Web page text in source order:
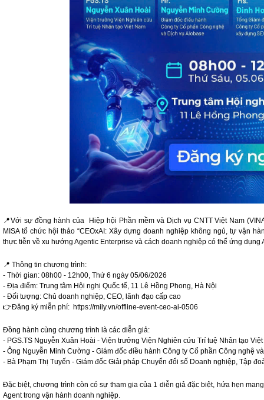
📍Với sự đồng hành của Hiệp hội Phần mềm và Dịch vụ CNTT Việt Nam
MISA tổ chức hội thảo “CEOxAI: Xây dựng doanh nghiệp không ngủ, tự vận
thực tiễn về xu hướng Agentic Enterprise và cách doanh nghiệp có thể ứng dụng
📍 Thông tin chương trình:
- Thời gian: 08h00 - 12h00, Thứ 6 ngày 05/06/2026
- Địa điểm: Trung tâm Hội nghị Quốc tế, 11 Lê Hồng Phong, Hà Nội
- Đối tượng: Chủ doanh nghiệp, CEO, lãnh đạo cấp cao
👉Đăng ký miễn phí: https://mily.vn/offline-event-ceo-ai-0506
Đồng hành cùng chương trình là các diễn giả:
- PGS.TS Nguyễn Xuân Hoài - Viện trưởng Viện Nghiên cứu Trí tuệ Nhân tạo
- Ông Nguyễn Minh Cường - Giám đốc điều hành Công ty Cổ phần Công nghệ
- Bà Phạm Thị Tuyến - Giám đốc Giải pháp Chuyển đổi số Doanh nghiệp, Tập
Đặc biệt, chương trình còn có sự tham gia của 1 diễn giả đặc biệt, hứa hẹn
Agent trong vận hành doanh nghiệp.